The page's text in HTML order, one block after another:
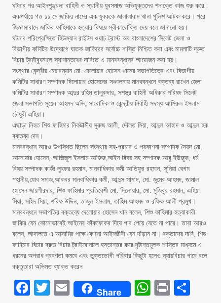
‎ঘটনার পর আইনশৃঙ্খলা বাহিনী ও স্থানীয় যুবসমাজ অভিযুক্তদের শনাক্তে কাজ শুরু করে।
একপর্যায়ে গত ১১ মে জাকির নামের এক যুবককে জালালাবাদ থানা পুলিশ আটক করে। পরে
জিজ্ঞাসাবাদে জাকির ফাহিমাকে হত্যার বিষয়ে স্বীকারোক্তি দেয় বলে জানানো হয়।
‎ঘটনার পরিপ্রেক্ষিতে হিউম্যান রাইটস ওয়াচ ট্রাস্ট অব বাংলাদেশের সিলেট জেলা ও
বিভাগীয় কমিটির উদ্যোগে ঘাতক জাকিরের সর্বোচ্চ শাস্তি নিশ্চিত করা এবং মামলাটি দ্রুত
বিচার ট্রাইব্যুনালে স্থানান্তরের দাবিতে এ মানববন্ধনের আয়োজন করা হয়।
‎সংস্থার কেন্দ্রীয় চেয়ারম্যান মো. দেলোয়ার হোসেন খানের সভাপতিত্বে এবং বিভাগীয়
কমিটির সাধারণ সম্পাদক দিলোয়ার হোসেনের সঞ্চালনায় মানববন্ধনে বক্তব্য রাখেন জেলা
কমিটির সাধারণ সম্পাদক আব্দুর রহিম তালুকদার, সশস্ত্র বাহিনী অধিকার পরিষদ সিলেট
জেলা সভাপতি সুয়েব আহমদ অভি, সাংবাদিক ও কেন্দ্রীয় নির্বাহী সদস্য আমিরুল ইসলাম
চৌধুরী এহিয়া।
‎এছাড়া নিহত শিশু ফাহিমার নিকটাত্মীয় সুরুজ আলী, দৌলত মিয়া, আব্দুল আহাদ ও আব্দুল হক
বক্তব্য দেন।
‎মানববন্ধনে আরও উপস্থিত ছিলেন সংস্থার সহ-প্রচার ও প্রকাশনা সম্পাদক সৈয়দ মো.
আনোয়ার হোসেন, আজিজুল ইসলাম আজিজ,আইন বিষয় সহ সম্পাদক আবু ইউজুফ, ধর্ম
বিষয় সম্পাদক কাজী লুৎফর রহমান, মানবাধিকার কর্মী আতিফুর রহমান, সুনিয়া বেগম
স্হানীয়,যোব সমাজ,আকবর মানবাধিকার কর্মী, আব্দুস সামাদ, মো. জুমের আহমদ, জামাল
হোসেন জায়গীরদার, শিশু ফাহিমার প্রতিবেশী মো. দিলোয়ার, মো. মুজিবুর রহমান, এহিয়া
মিয়া, সহিদ মিয়া, শরিফ উদ্দিন, তাজুল ইসলাম, তাহিম আহমদ ও রফিক আলী প্রমুখ।
‎মানববন্ধনে সভাপতির বক্তব্যে দেলোয়ার হোসেন খান বলেন, শিশু ফাহিমার হত্যাকারী
জাকির যেন কোনোভাবেই আইনের ফাঁকফোকর দিয়ে পার পেয়ে যেতে না পারে। তারা আরও
বলেন, আদালতে এ আসামির পক্ষে কোনো আইনজীবী যেন দাঁড়ান না। বক্তাদের দাবি, শিশু
ফাহিমার বিচার দ্রুত বিচার ট্রাইবোনালে হস্তান্তর করে দৃষ্টান্তমূলক শাস্তির মাধ্যমে এ
ধরনের অপরাধ প্রবণতা কমবে এবং ভুক্তভোগী পরিবার কিছুটা হলেও ন্যায়বিচার পাবে বলে
বক্তৃতারা অভিমত ব্যাক্ত করেন
Facebook
Twitter
EmailShare Print